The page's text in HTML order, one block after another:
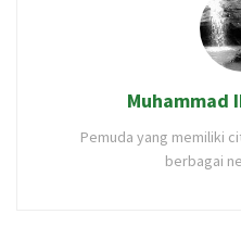
Muhammad
Pemuda yang memiliki
berbagai